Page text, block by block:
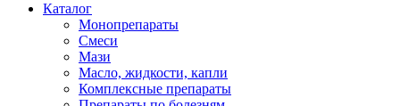
Каталог
Монопрепараты
Смеси
Мази
Масло, жидкости, капли
Комплексные препараты